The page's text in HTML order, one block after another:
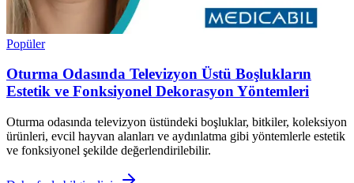
Popüler
Oturma Odasında Televizyon Üstü Boşlukların
Estetik ve Fonksiyonel Dekorasyon Yöntemleri
Oturma odasında televizyon üstündeki boşluklar, bitkiler, koleksiyon
ürünleri, evcil hayvan alanları ve aydınlatma gibi yöntemlerle estetik
ve fonksiyonel şekilde değerlendirilebilir.